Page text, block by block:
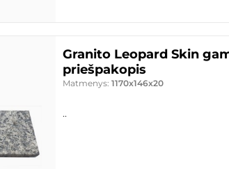
Granito Leopard Skin
priešpakopis
Matmenys: 1170x146x20
..